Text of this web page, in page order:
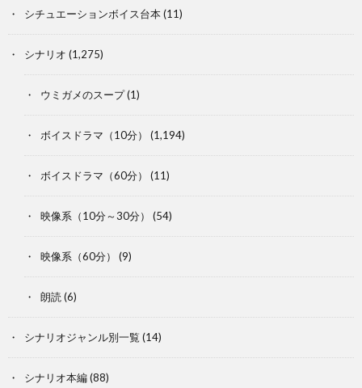
シチュエーションボイス台本(11)
シナリオ (1,275)
ウミガメのスープ(1)
ボイスドラマ（10分） (1,194)
ボイスドラマ（60分） (11)
映像系（10分～30分） (54)
映像系（60分） (9)
朗読 (6)
シナリオジャンル別一覧 (14)
シナリオ本編(88)